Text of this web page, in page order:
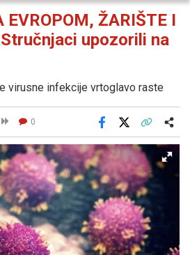
EVROPOM, ŽARIŠTE I
upozorili na
virusne infekcije vrtoglavo raste
0
Facebook